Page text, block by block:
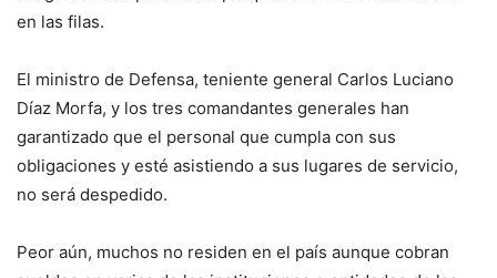
en las filas.
El ministro de Defensa, teniente general Carlos Luciano
Díaz Morfa, y los tres comandantes generales han
garantizado que el personal que cumpla con sus
obligaciones y esté asistiendo a sus lugares de servicio,
no será despedido.
Peor aún, muchos no residen en el país aunque cobran